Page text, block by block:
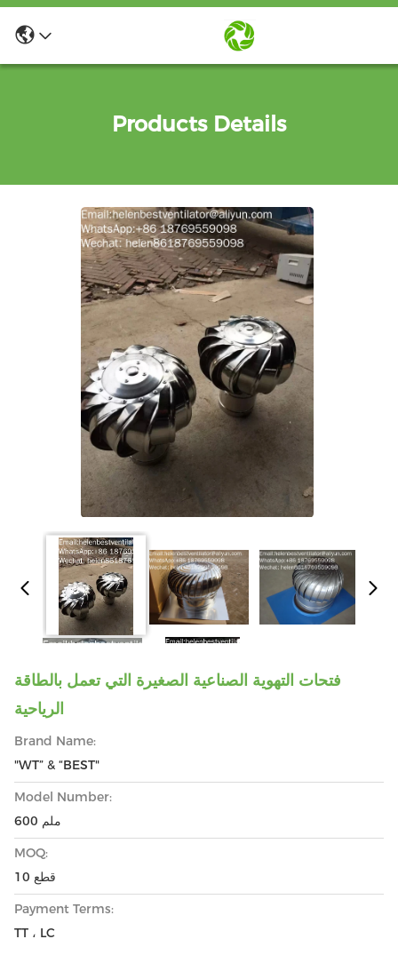
Products Details
فتحات التهوية الصناعية الصغيرة التي تعمل بالطاقة
الرياحية
Brand Name:
"WT” & “BEST"
Model Number:
600 ملم
MOQ:
10 قطع
Payment Terms:
TT ، LC